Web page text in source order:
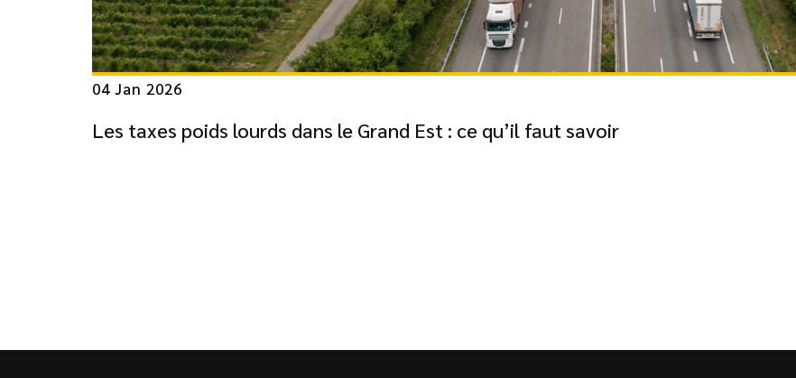
04 Jan 2026
Les taxes poids lourds dans le Grand Est : ce qu’il faut savoir